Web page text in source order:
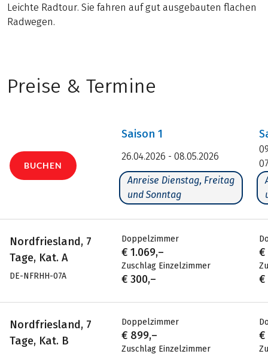
Leichte Radtour. Sie fahren auf gut ausgebauten flachen
Radwegen.
Preise & Termine
BUCHEN
Nordfriesland, 7
Tage, Kat. A
DE-NFRHH-07A
Nordfriesland, 7
Tage, Kat. B
Saison 1
26.04.2026 - 08.05.2026
Anreise Dienstag, Freitag
und Sonntag
Doppelzimmer
€ 1.069,–
Zuschlag Einzelzimmer
€ 300,–
Doppelzimmer
€ 899,–
Zuschlag Einzelzimmer
€
€
€